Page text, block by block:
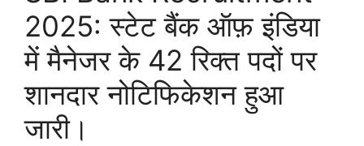
2025: स्टेट बैंक ऑफ़ इंडिया
में मैनेजर के 42 रिक्त पदों पर
शानदार नोटिफिकेशन हुआ
जारी।